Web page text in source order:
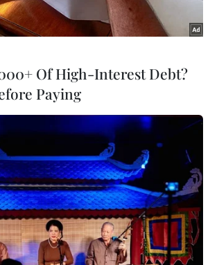
tạo tàu sân bay hạng nặng
thực hiện nhiều nhiệm vụ khác
xa xôi, có khả năng tấn công
Of High-Interest Debt?
Paying